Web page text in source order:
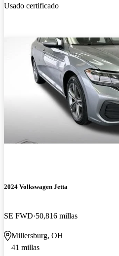
Usado certificado
2024 Volkswagen Jetta
SE FWD 50,816 millas
Millersburg, OH
41 millas